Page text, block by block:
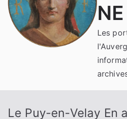
NE
Les
Le Puy-en-Velay En